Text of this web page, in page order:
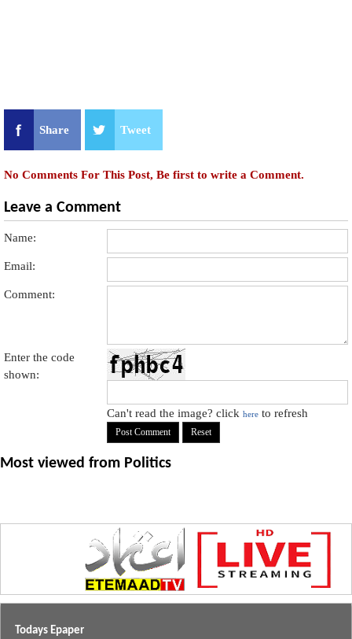
Share Tweet
No Comments For This Post, Be first to write a Comment.
Leave a Comment
Name:
Email:
Comment:
Enter the code
shown:
Can't read the image? clickhere to refresh
Most viewed from Politics
Todays Epaper